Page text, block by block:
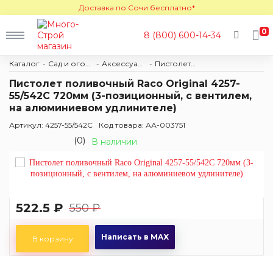
Доставка по Сочи бесплатно*
8 (800) 600-14-34 0
Каталог Сад и огород Аксессуары для полива Пистолеты поливочные
Пистолет поливочный Raco Original 4257-
55/542С 720мм (3-позиционный, с вентилем,
на алюминиевом удлинителе)
Артикул: 4257-55/542С Код товара: АА-003751
(0) В наличии
522.5 ₽ 550 ₽
В корзину Написать в MAX